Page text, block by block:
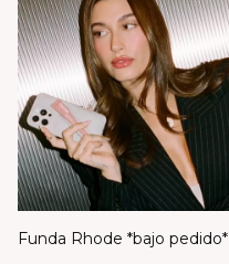
Funda Rhode *bajo pedido*